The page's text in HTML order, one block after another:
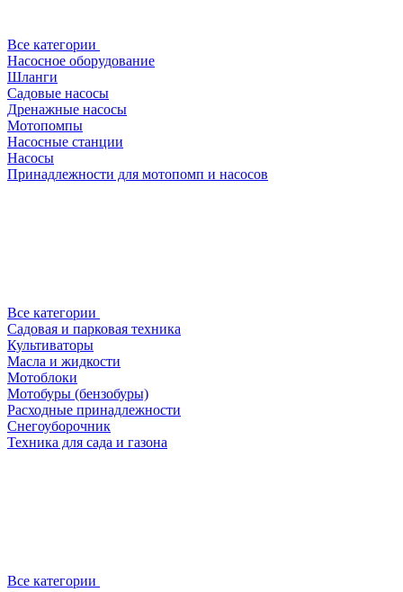
Все категории
Насосное оборудование
Шланги
Садовые насосы
Дренажные насосы
Мотопомпы
Насосные станции
Насосы
Принадлежности для мотопомп и насосов
Все категории
Садовая и парковая техника
Культиваторы
Масла и жидкости
Мотоблоки
Мотобуры (бензобуры)
Расходные принадлежности
Снегоуборочник
Техника для сада и газона
Все категории